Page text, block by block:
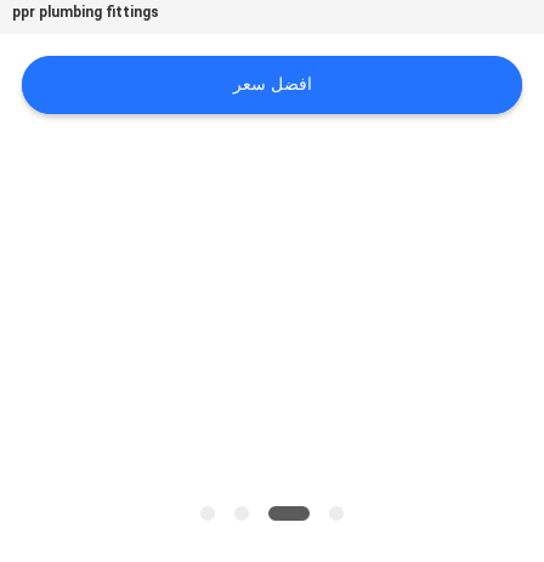
خريطة
ppr plumbing fittings
افضل سعر